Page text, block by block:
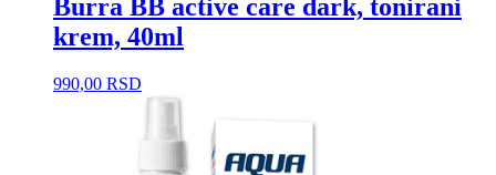
Burra BB active care dark, tonirani
krem, 40ml
990,00 RSD